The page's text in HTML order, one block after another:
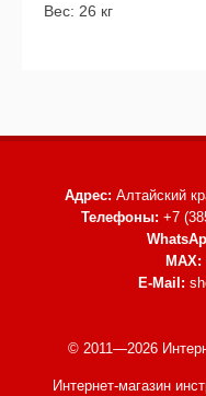
Вес: 26 кг
Адрес: Алтайский
Телефоны: +7
MAX:
E-Mail:
© 2011—2026
Интернет-магазин